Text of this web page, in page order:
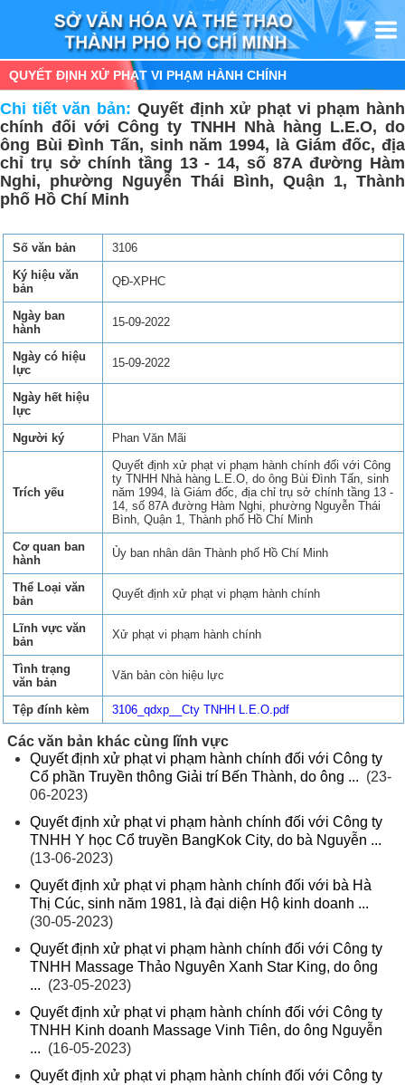
QUYẾT ĐỊNH XỬ PHẠT VI PHẠM HÀNH CHÍNH
Chi tiết văn bản: Quyết định xử phạt vi phạm hành
chính đối với Công ty TNHH Nhà hàng L.E.O, do
ông Bùi Đình Tấn, sinh năm 1994, là Giám đốc, địa
chỉ trụ sở chính tầng 13 - 14, số 87A đường Hàm
Nghi, phường Nguyễn Thái Bình, Quận 1, Thành
phố Hồ Chí Minh
Số văn bản
3106
Ký hiệu văn
bản
QĐ-XPHC
Ngày ban
hành
15-09-2022
Ngày có hiệu
lực
15-09-2022
Ngày hết hiệu
lực
Người ký
Phan Văn Mãi
Trích yếu
Quyết định xử phạt vi phạm hành chính đối với Công
ty TNHH Nhà hàng L.E.O, do ông Bùi Đình Tấn, sinh
năm 1994, là Giám đốc, địa chỉ trụ sở chính tầng 13 -
14, số 87A đường Hàm Nghi, phường Nguyễn Thái
Bình, Quận 1, Thành phố Hồ Chí Minh
Cơ quan ban
hành
Ủy ban nhân dân Thành phố Hồ Chí Minh
Thể Loại văn
bản
Quyết định xử phạt vi phạm hành chính
Lĩnh vực văn
bản
Xử phạt vi phạm hành chính
Tình trạng
văn bản
Văn bản còn hiệu lực
Tệp đính kèm 3106_qdxp__Cty TNHH L.E.O.pdf
Các văn bản khác cùng lĩnh vực
Quyết định xử phạt vi phạm hành chính đối với Công ty
Cổ phần Truyền thông Giải trí Bến Thành, do ông ... (23-
06-2023)
Quyết định xử phạt vi phạm hành chính đối với Công ty
TNHH Y học Cổ truyền BangKok City, do bà Nguyễn ...
(13-06-2023)
Quyết định xử phạt vi phạm hành chính đối với bà Hà
Thị Cúc, sinh năm 1981, là đại diện Hộ kinh doanh ...
(30-05-2023)
Quyết định xử phạt vi phạm hành chính đối với Công ty
TNHH Massage Thảo Nguyên Xanh Star King, do ông
... (23-05-2023)
Quyết định xử phạt vi phạm hành chính đối với Công ty
TNHH Kinh doanh Massage Vinh Tiên, do ông Nguyễn
... (16-05-2023)
Quyết định xử phạt vi phạm hành chính đối với Công ty